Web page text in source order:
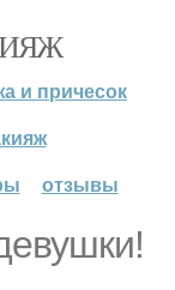
и причесок
отзывы